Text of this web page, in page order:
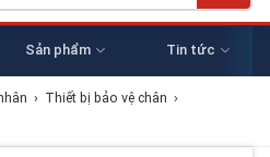
Sản phẩm Tin tức
› Thiết bị bảo vệ chân ›